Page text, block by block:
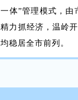
一体”管理模式，由
精力抓经济，温岭
均稳居全市前列。